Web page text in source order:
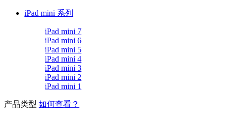
iPad mini 系列
iPad mini 7
iPad mini 6
iPad mini 5
iPad mini 4
iPad mini 3
iPad mini 2
iPad mini 1
产品类型 如何查看？